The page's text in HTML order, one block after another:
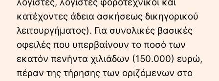
λογιστές, λογιστές φοροτεχνικοί και
κατέχοντες άδεια ασκήσεως δικηγορικού
λειτουργήματος). Για συνολικές βασικές
οφειλές που υπερβαίνουν το ποσό των
εκατόν πενήντα χιλιάδων (150.000) ευρώ,
πέραν της τήρησης των οριζόμενων στο